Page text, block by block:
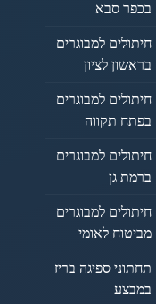
בכפר סבא
חיתולים למבוגרים
בראשון לציון
חיתולים למבוגרים
בפתח תקווה
חיתולים למבוגרים
ברמת גן
חיתולים למבוגרים
מביטוח לאומי
תחתוני ספיגה בריז
במבצע